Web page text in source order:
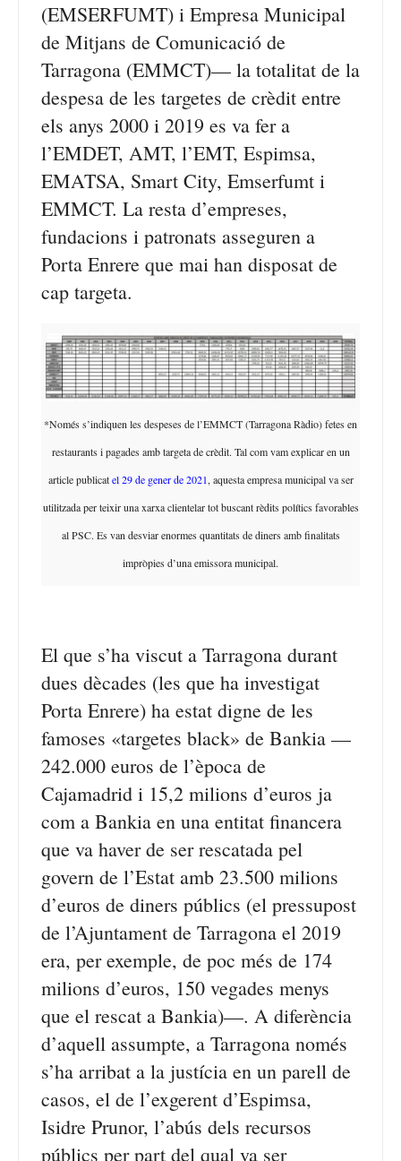
(EMSERFUMT) i Empresa Municipal
de Mitjans de Comunicació de
Tarragona (EMMCT)— la totalitat de la
despesa de les targetes de crèdit entre
els anys 2000 i 2019 es va fer a
l’EMDET, AMT, l’EMT, Espimsa,
EMATSA, Smart City, Emserfumt i
EMMCT. La resta d’empreses,
fundacions i patronats asseguren a
Porta Enrere que mai han disposat de
cap targeta.
*Només s’indiquen les despeses de l’EMMCT (Tarragona Ràdio) fetes en
restaurants i pagades amb targeta de crèdit. Tal com vam explicar en un
article publicat el 29 de gener de 2021, aquesta empresa municipal va ser
utilitzada per teixir una xarxa clientelar tot buscant rèdits polítics favorables
al PSC. Es van desviar enormes quantitats de diners amb finalitats
impròpies d’una emissora municipal.
El que s’ha viscut a Tarragona durant
dues dècades (les que ha investigat
Porta Enrere) ha estat digne de les
famoses «targetes black» de Bankia —
242.000 euros de l’època de
Cajamadrid i 15,2 milions d’euros ja
com a Bankia en una entitat financera
que va haver de ser rescatada pel
govern de l’Estat amb 23.500 milions
d’euros de diners públics (el pressupost
de l’Ajuntament de Tarragona el 2019
era, per exemple, de poc més de 174
milions d’euros, 150 vegades menys
que el rescat a Bankia)—. A diferència
d’aquell assumpte, a Tarragona només
s’ha arribat a la justícia en un parell de
casos, el de l’exgerent d’Espimsa,
Isidre Prunor, l’abús dels recursos
públics per part del qual va ser